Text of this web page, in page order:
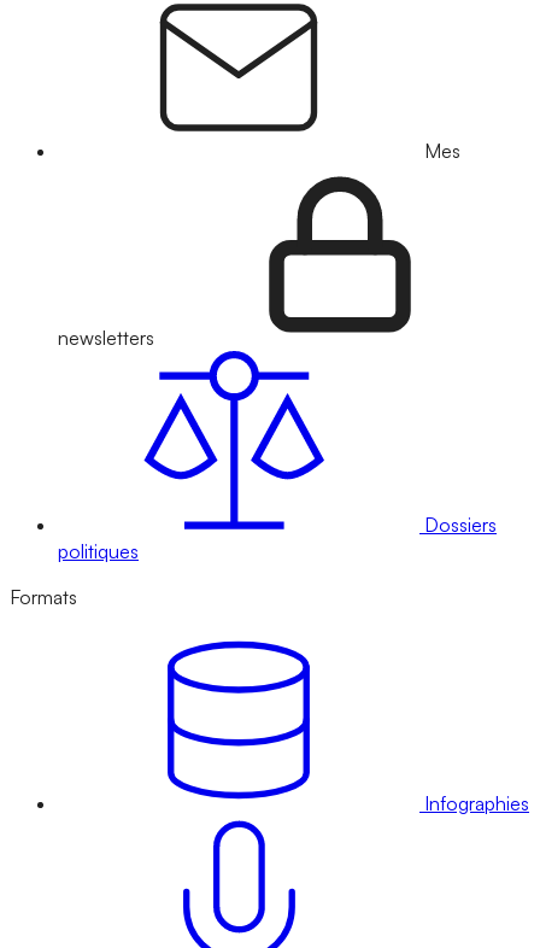
Mes
newsletters
Dossiers
politiques
Formats
Infographies